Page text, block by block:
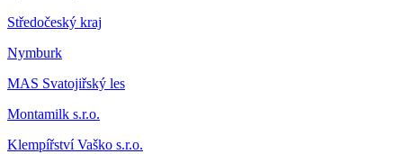
Středočeský kraj
Nymburk
MAS Svatojiřský les
Montamilk s.r.o.
Klempířství Vaško s.r.o.